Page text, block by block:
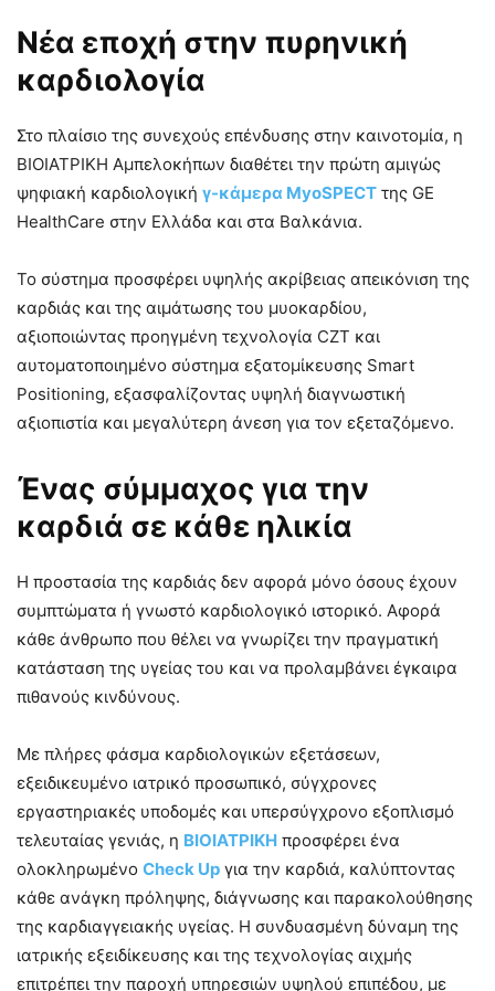
Νέα εποχή στην πυρηνική
καρδιολογία
Στο πλαίσιο της συνεχούς επένδυσης στην καινοτομία, η
ΒΙΟΙΑΤΡΙΚΗ Αμπελοκήπων διαθέτει την πρώτη αμιγώς
ψηφιακή καρδιολογική γ-κάμερα MyoSPECT της GE
HealthCare στην Ελλάδα και στα Βαλκάνια.
Το σύστημα προσφέρει υψηλής ακρίβειας απεικόνιση της
καρδιάς και της αιμάτωσης του μυοκαρδίου,
αξιοποιώντας προηγμένη τεχνολογία CZT και
αυτοματοποιημένο σύστημα εξατομίκευσης Smart
Positioning, εξασφαλίζοντας υψηλή διαγνωστική
αξιοπιστία και μεγαλύτερη άνεση για τον εξεταζόμενο.
Ένας σύμμαχος για την
καρδιά σε κάθε ηλικία
Η προστασία της καρδιάς δεν αφορά μόνο όσους έχουν
συμπτώματα ή γνωστό καρδιολογικό ιστορικό. Αφορά
κάθε άνθρωπο που θέλει να γνωρίζει την πραγματική
κατάσταση της υγείας του και να προλαμβάνει έγκαιρα
πιθανούς κινδύνους.
Με πλήρες φάσμα καρδιολογικών εξετάσεων,
εξειδικευμένο ιατρικό προσωπικό, σύγχρονες
εργαστηριακές υποδομές και υπερσύγχρονο εξοπλισμό
τελευταίας γενιάς, η ΒΙΟΙΑΤΡΙΚΗ προσφέρει ένα
ολοκληρωμένο Check Up για την καρδιά, καλύπτοντας
κάθε ανάγκη πρόληψης, διάγνωσης και παρακολούθησης
της καρδιαγγειακής υγείας. Η συνδυασμένη δύναμη της
ιατρικής εξειδίκευσης και της τεχνολογίας αιχμής
επιτρέπει την παροχή υπηρεσιών υψηλού επιπέδου, με